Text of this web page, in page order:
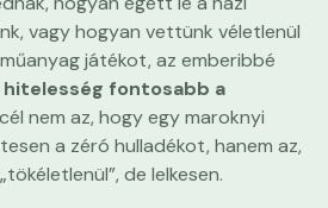
vagy hogyan vettünk véletlenül
játékot, az emberibbé
hitelesség fontosabb a
nem az, hogy egy maroknyi
a zéró hulladékot, hanem az,
de lelkesen.